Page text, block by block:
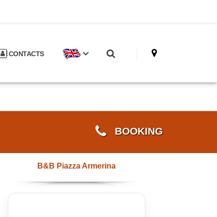
CONTACTS
BOOKING
B&B Piazza Armerina